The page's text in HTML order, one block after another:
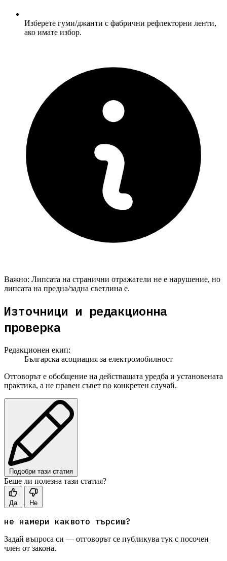
Изберете гуми/джанти с фабрични рефлекторни ленти,
ако имате избор.
Важно: Липсата на странични отражатели не е нарушение, но
липсата на предна/задна светлина е.
Източници и редакционна
проверка
Редакционен екип:
Българска асоциация за електромобилност
Отговорът е обобщение на действащата уредба и установената
практика, а не правен съвет по конкретен случай.
Подобри тази статия
Беше ли полезна тази статия?
Да Не
не намери каквото търсиш?
Задай въпроса си — отговорът се публикува тук с посочен
член от закона.